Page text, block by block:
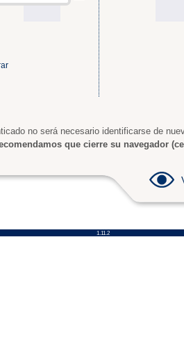
no será necesario identificarse de
que cierre su navegador
1.11.2